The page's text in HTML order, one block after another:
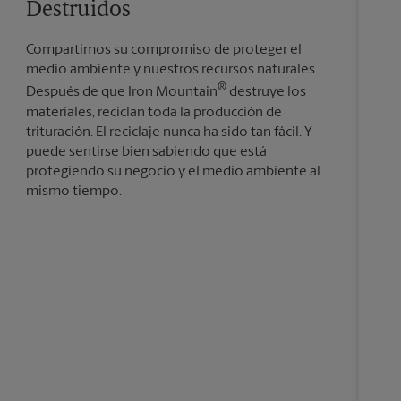
Destruidos
Compartimos su compromiso de proteger el
medio ambiente y nuestros recursos naturales.
Después de que Iron Mountain® destruye los
materiales, reciclan toda la producción de
trituración. El reciclaje nunca ha sido tan fácil. Y
puede sentirse bien sabiendo que está
protegiendo su negocio y el medio ambiente al
mismo tiempo.